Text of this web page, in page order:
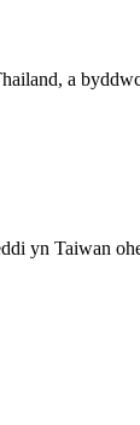
a
yn Taiwan